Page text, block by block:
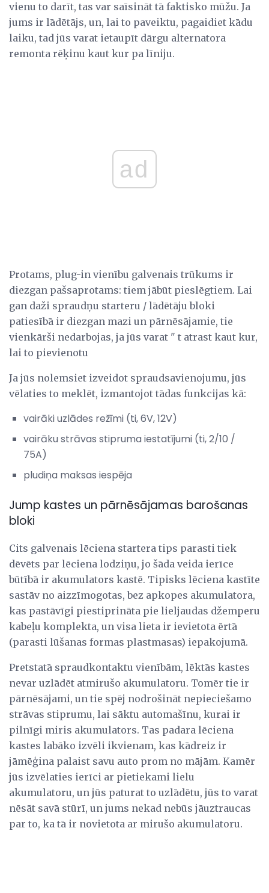
vienu to darīt, tas var saīsināt tā faktisko mūžu. Ja
jums ir lādētājs, un, lai to paveiktu, pagaidiet kādu
laiku, tad jūs varat ietaupīt dārgu alternatora
remonta rēķinu kaut kur pa līniju.
ad
Protams, plug-in vienību galvenais trūkums ir
diezgan pašsaprotams: tiem jābūt pieslēgtiem. Lai
gan daži spraudņu starteru / lādētāju bloki
patiesībā ir diezgan mazi un pārnēsājamie, tie
vienkārši nedarbojas, ja jūs varat " t atrast kaut kur,
lai to pievienotu
Ja jūs nolemsiet izveidot spraudsavienojumu, jūs
vēlaties to meklēt, izmantojot tādas funkcijas kā:
vairāki uzlādes režīmi (ti, 6V, 12V)
vairāku strāvas stipruma iestatījumi (ti, 2/10 /
75A)
pludiņa maksas iespēja
Jump kastes un pārnēsājamas barošanas
bloki
Cits galvenais lēciena startera tips parasti tiek
dēvēts par lēciena lodziņu, jo šāda veida ierīce
būtībā ir akumulators kastē. Tipisks lēciena kastīte
sastāv no aizzīmogotas, bez apkopes akumulatora,
kas pastāvīgi piestiprināta pie lieljaudas džemperu
kabeļu komplekta, un visa lieta ir ievietota ērtā
(parasti lūšanas formas plastmasas) iepakojumā.
Pretstatā spraudkontaktu vienībām, lēktās kastes
nevar uzlādēt atmirušo akumulatoru. Tomēr tie ir
pārnēsājami, un tie spēj nodrošināt nepieciešamo
strāvas stiprumu, lai sāktu automašīnu, kurai ir
pilnīgi miris akumulators. Tas padara lēciena
kastes labāko izvēli ikvienam, kas kādreiz ir
jāmēģina palaist savu auto prom no mājām. Kamēr
jūs izvēlaties ierīci ar pietiekami lielu
akumulatoru, un jūs paturat to uzlādētu, jūs to varat
nēsāt savā stūrī, un jums nekad nebūs jāuztraucas
par to, ka tā ir novietota ar mirušo akumulatoru.